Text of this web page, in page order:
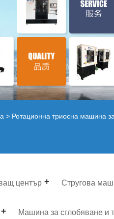
> Ротационна триосна машина
център Стругова
Машина за сглобяване и